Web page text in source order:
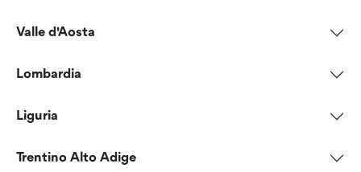
Valle d'Aosta
Lombardia
Liguria
Trentino Alto Adige